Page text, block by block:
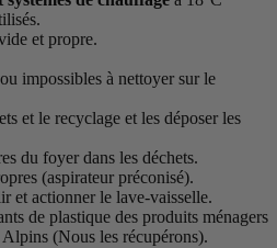
et propre.
impossibles à nettoyer sur le
et le recyclage et les déposer les
du foyer dans les déchets.
(aspirateur préconisé).
et actionner le lave-vaisselle.
de plastique des produits ménagers
(Nous les récupérons).